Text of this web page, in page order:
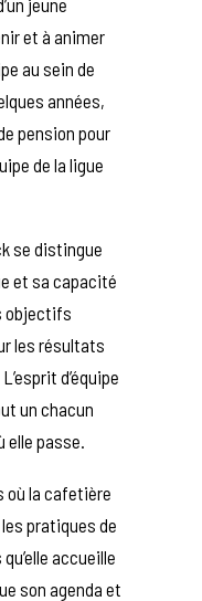
et à animer
au sein de
années,
pension pour
de la ligue
se distingue
et sa capacité
objectifs
les résultats
d’équipe
un chacun
passe.
où la cafetière
pratiques de
accueille
son agenda et